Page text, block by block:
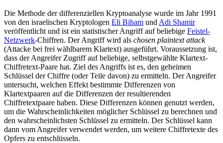
Die Methode der differenziellen Kryptoanalyse wurde im Jahr 1991
von den israelischen Kryptologen Eli Biham und Adi Shamir
veröffentlicht und ist ein statistischer Angriff auf beliebige Feistel-
Netzwerk-Chiffren. Der Angriff wird als chosen plaintext attack
(Attacke bei frei wählbarem Klartext) ausgeführt. Voraussetzung ist,
dass der Angreifer Zugriff auf beliebige, selbstgewählte Klartext-
Chiffretext-Paare hat. Ziel des Angriffs ist es, den geheimen
Schlüssel der Chiffre (oder Teile davon) zu ermitteln. Der Angreifer
untersucht, welchen Effekt bestimmte Differenzen von
Klartextpaaren auf die Differenzen der resultierenden
Chiffretextpaare haben. Diese Differenzen können genutzt werden,
um die Wahrscheinlichkeiten möglicher Schlüssel zu berechnen und
den wahrscheinlichsten Schlüssel zu ermitteln. Der Schlüssel kann
dann vom Angreifer verwendet werden, um weitere Chiffretexte des
Opfers zu entschlüsseln.